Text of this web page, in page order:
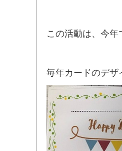
この活動は、今年
毎年カードのデザ